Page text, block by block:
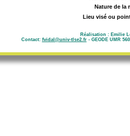
Nature de la
Lieu visé ou
Réalisation : Emilie
Contact: fvidal@univ-tlse2.fr- GEODE UMR